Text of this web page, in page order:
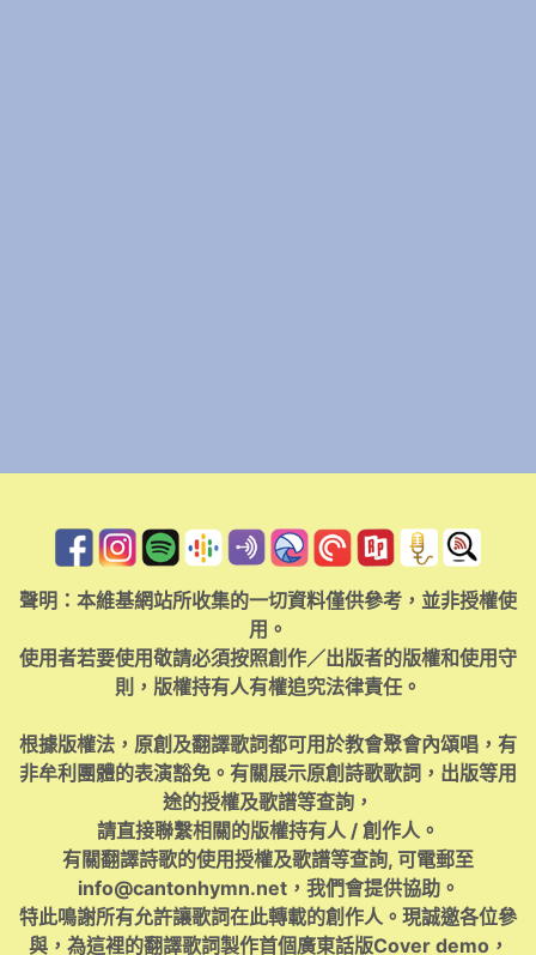
聲明：本維基網站所收集的一切資料僅供參考，並非授權使
用。
使用者若要使用敬請必須按照創作／出版者的版權和使用守
則，版權持有人有權追究法律責任。
根據版權法，原創及翻譯歌詞都可用於教會聚會內頌唱，有
非牟利團體的表演豁免。有關展示原創詩歌歌詞，出版等用
途的授權及歌譜等查詢，
請直接聯繫相關的版權持有人 / 創作人。
有關翻譯詩歌的使用授權及歌譜等查詢, 可電郵至
info@cantonhymn.net，我們會提供協助。
特此鳴謝所有允許讓歌詞在此轉載的創作人。現誠邀各位參
與，為這裡的翻譯歌詞製作首個廣東話版Cover demo，